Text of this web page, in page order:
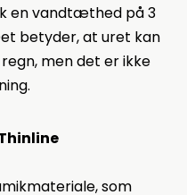
en vandtæthed på 3
betyder, at uret kan
men det er ikke
som